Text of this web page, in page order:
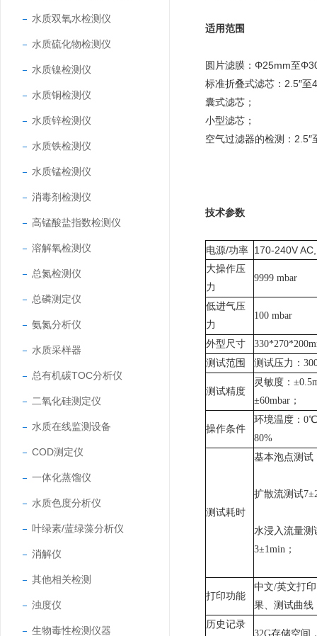
水质双氧水检测仪
水质硫化物检测仪
水质镍检测仪
水质铜检测仪
水质锌检测仪
水质铁检测仪
水质锰检测仪
消毒剂检测仪
高锰酸盐指数检测仪
溶解氧检测仪
总氮检测仪
总磷测定仪
氨氮分析仪
水质采样器
总有机碳TOC分析仪
二氧化硅测定仪
水质在线监测设备
COD测定仪
一体化蒸馏仪
水质色度分析仪
叶绿素/蓝绿藻分析仪
消解仪
其他相关检测
浊度仪
生物毒性检测仪器
适用范围
圆片滤膜： Φ25mm至
标准折叠式滤芯： 2.5″至
囊式滤芯；
小型滤芯；
空气过滤器的检测： 2.5″
技术参数
电源/功率 170-240V
大操作压
力
9999 mbar
低进气压
力
100 mbar
外型尺寸 330*270*200m
测试范围
测试压力：
测试精度
灵敏度：
±60mbar；
操作条件
环境温度：
80%
测试耗时
基本泡点测试
扩散流测试
水浸入流量测
3±1min；
打印功能
中文/英文打
果、测试曲线
历史记录
32G存储空间